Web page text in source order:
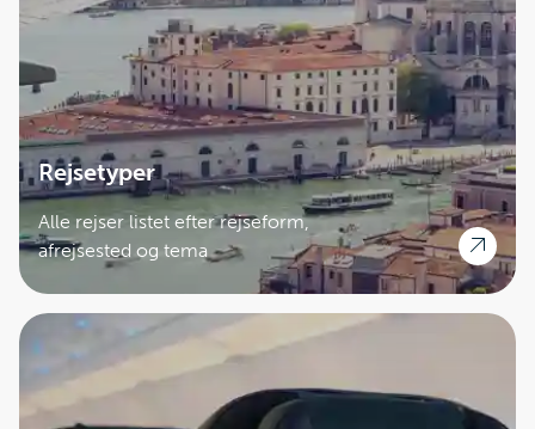
Rejsetyper
Alle rejser listet efter rejseform,
afrejsested og tema